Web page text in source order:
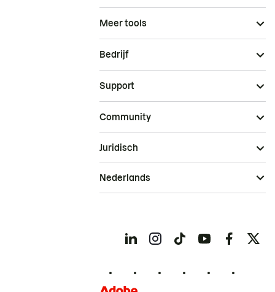
Meer tools
Bedrijf
Support
Community
Juridisch
Nederlands